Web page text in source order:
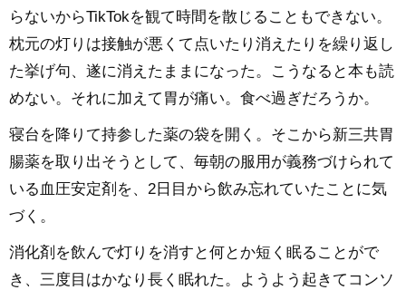
らないからTikTokを観て時間を散じることもできない。
枕元の灯りは接触が悪くて点いたり消えたりを繰り返し
た挙げ句、遂に消えたままになった。こうなると本も読
めない。それに加えて胃が痛い。食べ過ぎだろうか。
寝台を降りて持参した薬の袋を開く。そこから新三共胃
腸薬を取り出そうとして、毎朝の服用が義務づけられて
いる血圧安定剤を、2日目から飲み忘れていたことに気
づく。
消化剤を飲んで灯りを消すと何とか短く眠ることがで
き、三度目はかなり長く眠れた。ようよう起きてコンソ